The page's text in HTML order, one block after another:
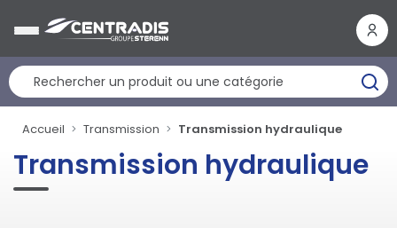
Accueil Transmission Transmission hydraulique
Transmission hydraulique